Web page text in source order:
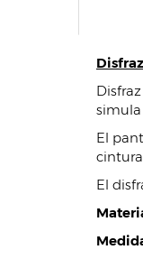
simula
El
El